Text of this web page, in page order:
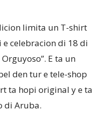
limita un T-shirt
celebracion di 18 di
E ta un
den tur e tele-shop
ta hopi original y e ta
di Aruba.